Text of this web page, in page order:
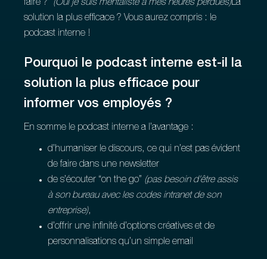
faire ?” (Oui je suis mentaliste à mes heures perdues)La
solution la plus efficace ? Vous aurez compris : le
podcast interne !
Pourquoi le podcast interne est-il la
solution la plus efficace pour
informer vos employés ?
En somme le podcast interne a l’avantage :
d’humaniser le discours, ce qui n’est pas évident
de faire dans une newsletter
de s’écouter “on the go” (pas besoin d'être assis
à son bureau avec les codes intranet de son
entreprise),
d’offrir une infinité d’options créatives et de
personnalisations qu’un simple email